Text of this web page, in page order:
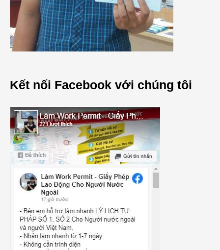
Kết nối Facebook với chúng tôi